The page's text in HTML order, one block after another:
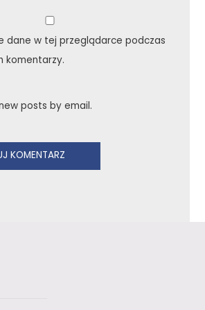
dane w tej przeglądarce podczas
komentarzy.
posts by email.